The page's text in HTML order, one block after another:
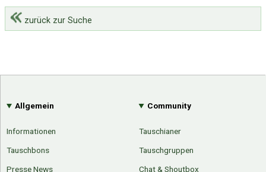
zurück zur Suche
Allgemein
Informationen
Tauschbons
Presse News
Community
Tauschianer
Tauschgruppen
Chat & Shoutbox